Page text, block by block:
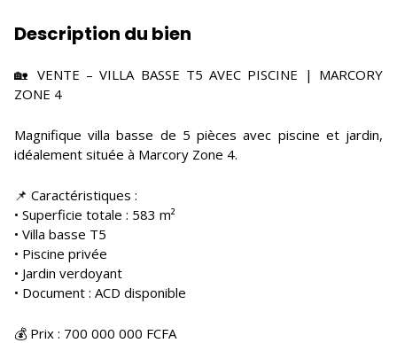
Description du bien
🏡 VENTE – VILLA BASSE T5 AVEC PISCINE | MARCORY
ZONE 4
Magnifique villa basse de 5 pièces avec piscine et jardin,
idéalement située à Marcory Zone 4.
📌 Caractéristiques :
• Superficie totale : 583 m²
• Villa basse T5
• Piscine privée
• Jardin verdoyant
• Document : ACD disponible
💰 Prix : 700 000 000 FCFA